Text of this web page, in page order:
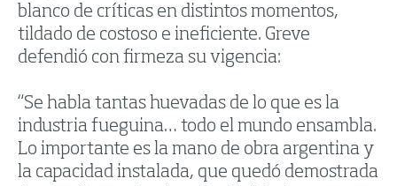
blanco de críticas en distintos momentos,
tildado de costoso e ineficiente. Greve
defendió con firmeza su vigencia:
“Se habla tantas huevadas de lo que es la
industria fueguina… todo el mundo ensambla.
Lo importante es la mano de obra argentina y
la capacidad instalada, que quedó demostrada